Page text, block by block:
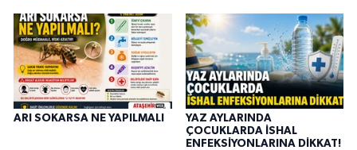
ARI SOKARSA NE YAPILMALI
YAZ AYLARINDA
ÇOCUKLARDA İSHAL
ENFEKSİYONLARINA DİKKAT!